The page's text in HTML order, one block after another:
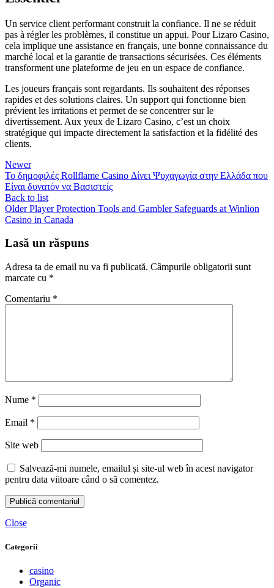
Un service client performant construit la confiance. Il ne se réduit
pas à régler les problèmes, il constitue un appui. Pour Lizaro Casino,
cela implique une assistance en français, une bonne connaissance du
marché local et la garantie de transactions sécurisées. Ces éléments
transforment une plateforme de jeu en un espace de confiance.
Les joueurs français sont regardants. Ils souhaitent des réponses
rapides et des solutions claires. Un support qui fonctionne bien
prévient les irritations et permet de se concentrer sur le
divertissement. Aux yeux de Lizaro Casino, c’est un choix
stratégique qui impacte directement la satisfaction et la fidélité des
clients.
Newer
Το δημοφιλές Rollflame Casino Δίνει Ψυχαγωγία στην Ελλάδα που
Είναι δυνατόν να Βασιστείς
Back to list
Older Player Protection Tools and Gambler Safeguards at Winlion
Casino in Canada
Lasă un răspuns
Adresa ta de email nu va fi publicată. Câmpurile obligatorii sunt
marcate cu *
Comentariu *
Nume *
Email *
Site web
Salvează-mi numele, emailul și site-ul web în acest navigator
pentru data viitoare când o să comentez.
Close
Categorii
casino
Organic